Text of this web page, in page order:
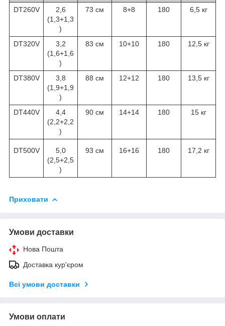
DT260V
2,6
(1,3+1,3
)
73 см 8+8 180 6,5 кг
DT320V
3,2
(1,6+1,6
)
83 см 10+10 180 12,5 кг
DT380V
3,8
(1,9+1,9
)
88 см 12+12 180 13,5 кг
DT440V
4,4
(2,2+2,2
)
90 см 14+14 180 15 кг
DT500V
5,0
(2,5+2,5
)
93 см 16+16 180 17,2 кг
Приховати
Умови доставки
Нова Пошта
Доставка кур'єром
Всі умови доставки
Умови оплати